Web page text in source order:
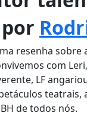
resenha
com
LF
de todos nós.